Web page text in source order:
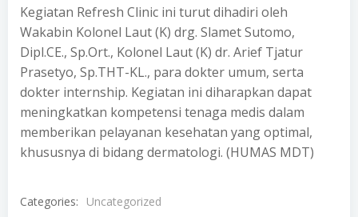
Kegiatan Refresh Clinic ini turut dihadiri oleh
Wakabin Kolonel Laut (K) drg. Slamet Sutomo,
Dipl.CE., Sp.Ort., Kolonel Laut (K) dr. Arief Tjatur
Prasetyo, Sp.THT-KL., para dokter umum, serta
dokter internship. Kegiatan ini diharapkan dapat
meningkatkan kompetensi tenaga medis dalam
memberikan pelayanan kesehatan yang optimal,
khususnya di bidang dermatologi. (HUMAS MDT)
Categories: Uncategorized